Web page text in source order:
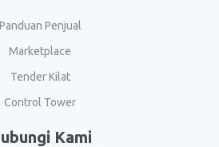
Panduan Penjual
Marketplace
Tender Kilat
Control Tower
Kami